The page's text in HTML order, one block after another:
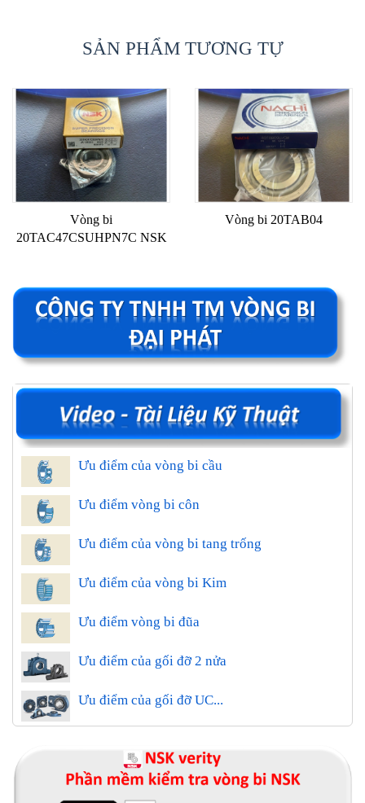
SẢN PHẨM TƯƠNG TỰ
Vòng bi
20TAC47CSUHPN7C NSK
Vòng bi 20TAB04
Ưu điểm của vòng bi cầu
Ưu điểm vòng bi côn
Ưu điểm của vòng bi tang trống
Ưu điểm của vòng bi Kim
Ưu điểm vòng bi đũa
Ưu điểm của gối đỡ 2 nửa
Ưu điểm của gối đỡ UC...